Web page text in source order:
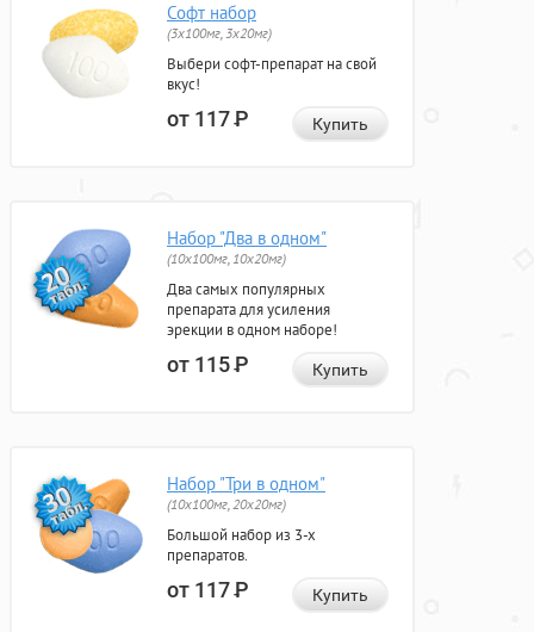
Софт набор
(3x100мг, 3x20мг)
Выбери софт-препарат на свой
вкус!
от 117Р Купить
Набор "Два в одном"
(10x100мг, 10x20мг)
Два самых популярных
препарата для усиления
эрекции в одном наборе!
от 115Р Купить
Набор "Три в одном"
(10x100мг, 20x20мг)
Большой набор из 3-х
препаратов.
от 117Р Купить